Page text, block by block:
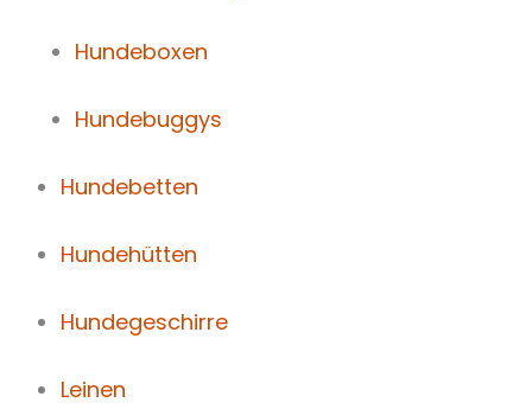
Hundeboxen
Hundebuggys
Hundebetten
Hundehütten
Hundegeschirre
Leinen